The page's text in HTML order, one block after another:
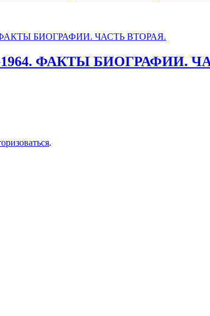
ФАКТЫ БИОГРАФИИ.
.